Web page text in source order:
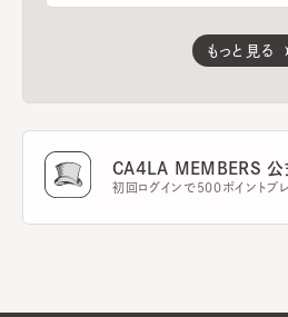
もっと見る
CA4LA MEMBERS 公
初回ログインで500ポイントプレ